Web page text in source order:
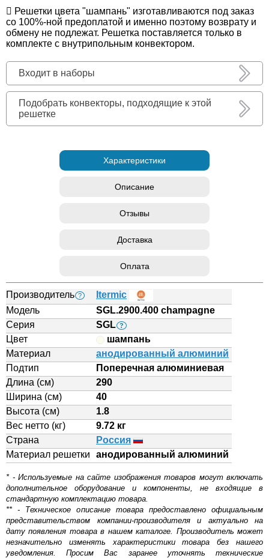
Решетки цвета "шампань" изготавливаются под заказ
со 100%-ной предоплатой и именно поэтому возврату и
обмену не подлежат. Решетка поставляется только в
комплекте с внутрипольным конвектором.
Входит в наборы
Подобрать конвекторы, подходящие к этой
решетке
Характеристики
Описание
Отзывы
Доставка
Оплата
Производитель ?
Itermic
Модель
SGL.2900.400 champagne
Серия
SGL ?
Цвет
шампань
Материал
анодированный алюминий
Подтип
Поперечная алюминиевая
Длина (см)
290
Ширина (см)
40
Высота (см)
1.8
Вес нетто (кг)
9.72 кг
Страна
Россия
Материал решетки
aнодированный алюминий
* - Используемые на сайте изображения товаров могут включать
дополнительное оборудование и компоненты, не входящие в
стандартную комплектацию товара.
** - Техническое описание товара предоставлено официальным
представительством компании-производителя и актуально на
дату появления товара в нашем каталоге. Производитель может
незначительно изменять характеристики товара без нашего
уведомления. Просим Вас заранее уточнять технические